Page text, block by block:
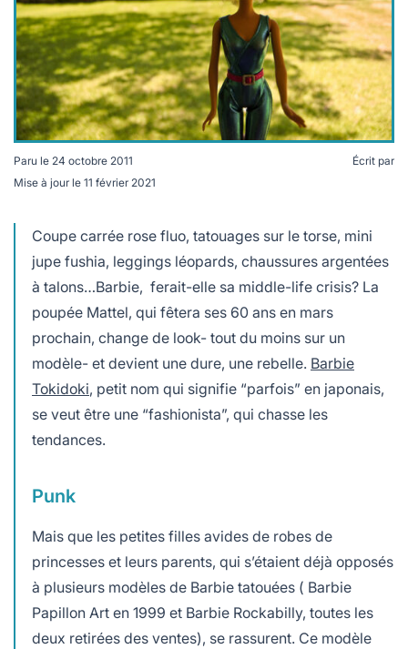
Paru le 24 octobre 2011
Mise à jour le 11 février 2021
Écrit par
Coupe carrée rose fluo, tatouages sur le torse, mini
jupe fushia, leggings léopards, chaussures argentées
à talons…Barbie, ferait-elle sa middle-life crisis? La
poupée Mattel, qui fêtera ses 60 ans en mars
prochain, change de look- tout du moins sur un
modèle- et devient une dure, une rebelle. Barbie
Tokidoki, petit nom qui signifie “parfois” en japonais,
se veut être une “fashionista”, qui chasse les
tendances.
Punk
Mais que les petites filles avides de robes de
princesses et leurs parents, qui s’étaient déjà opposés
à plusieurs modèles de Barbie tatouées ( Barbie
Papillon Art en 1999 et Barbie Rockabilly, toutes les
deux retirées des ventes), se rassurent. Ce modèle